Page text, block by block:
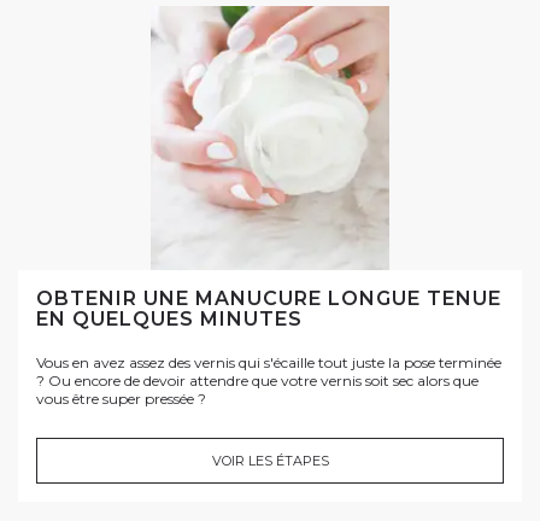
OBTENIR UNE MANUCURE LONGUE TENUE
EN QUELQUES MINUTES
Vous en avez assez des vernis qui s'écaille tout juste la pose terminée
? Ou encore de devoir attendre que votre vernis soit sec alors que
vous être super pressée ?
VOIR LES ÉTAPES